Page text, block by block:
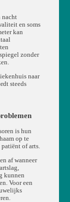
nacht
en soms
kan
zonder
naar
steeds
is hun
op te
of arts.
af wanneer
kunnen
Voor een